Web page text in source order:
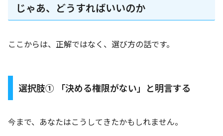
じゃあ、どうすればいいのか
ここからは、正解ではなく、選び方の話です。
選択肢① 「決める権限がない」と明言する
今まで、あなたはこうしてきたかもしれません。